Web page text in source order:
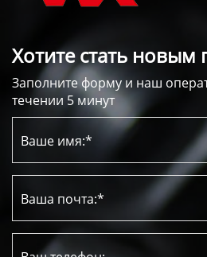
Хотите стать новым
Заполните форму и наш
течении 5 минут